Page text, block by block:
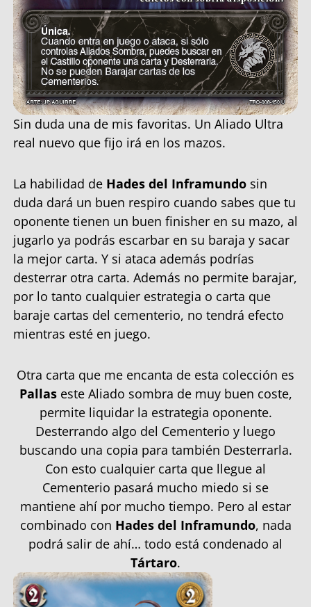
Sin duda una de mis favoritas. Un Aliado Ultra
real nuevo que fijo irá en los mazos.
La habilidad de Hades del Inframundo sin
duda dará un buen respiro cuando sabes que tu
oponente tienen un buen finisher en su mazo, al
jugarlo ya podrás escarbar en su baraja y sacar
la mejor carta. Y si ataca además podrías
desterrar otra carta. Además no permite barajar,
por lo tanto cualquier estrategia o carta que
baraje cartas del cementerio, no tendrá efecto
mientras esté en juego.
Otra carta que me encanta de esta colección es
Pallaseste Aliado sombra de muy buen coste,
permite liquidar la estrategia oponente.
Desterrando algo del Cementerio y luego
buscando una copia para también Desterrarla.
Con esto cualquier carta que llegue al
Cementerio pasará mucho miedo si se
mantiene ahí por mucho tiempo. Pero al estar
combinado con Hades del Inframundo, nada
podrá salir de ahí… todo está condenado al
Tártaro.